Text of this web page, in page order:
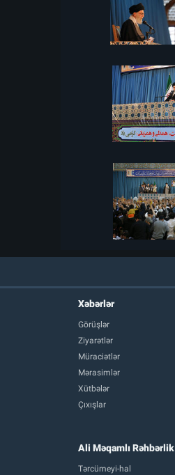
Xəbərlər
Görüşlər
Ziyarətlər
Müraciətlər
Mərasimlər
Xütbələr
Çıxışlar
Ali Məqamlı Rəhbərlik
Tərcümeyi-hal